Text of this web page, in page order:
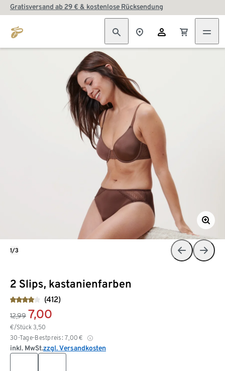
Gratisversand ab 29 € & kostenlose Rücksendung
2 Slips, kastanienfarben
(412)
12,99 7,00
€/Stück 3,50
30-Tage-Bestpreis: 7,00 €
inkl. MwSt.zzgl. Versandkosten
1/3